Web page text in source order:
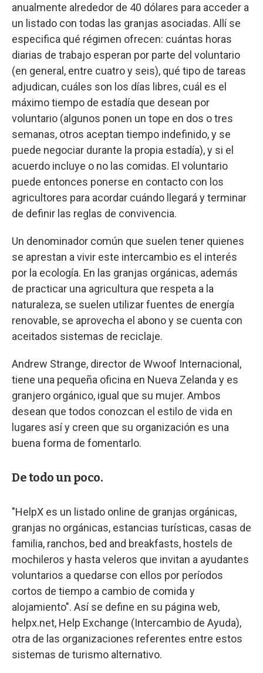
anualmente alrededor de 40 dólares para acceder a
un listado con todas las granjas asociadas. Allí se
especifica qué régimen ofrecen: cuántas horas
diarias de trabajo esperan por parte del voluntario
(en general, entre cuatro y seis), qué tipo de tareas
adjudican, cuáles son los días libres, cuál es el
máximo tiempo de estadía que desean por
voluntario (algunos ponen un tope en dos o tres
semanas, otros aceptan tiempo indefinido, y se
puede negociar durante la propia estadía), y si el
acuerdo incluye o no las comidas. El voluntario
puede entonces ponerse en contacto con los
agricultores para acordar cuándo llegará y terminar
de definir las reglas de convivencia.
Un denominador común que suelen tener quienes
se aprestan a vivir este intercambio es el interés
por la ecología. En las granjas orgánicas, además
de practicar una agricultura que respeta a la
naturaleza, se suelen utilizar fuentes de energía
renovable, se aprovecha el abono y se cuenta con
aceitados sistemas de reciclaje.
Andrew Strange, director de Wwoof Internacional,
tiene una pequeña oficina en Nueva Zelanda y es
granjero orgánico, igual que su mujer. Ambos
desean que todos conozcan el estilo de vida en
lugares así y creen que su organización es una
buena forma de fomentarlo.
De todo un poco.
"HelpX es un listado online de granjas orgánicas,
granjas no orgánicas, estancias turísticas, casas de
familia, ranchos, bed and breakfasts, hostels de
mochileros y hasta veleros que invitan a ayudantes
voluntarios a quedarse con ellos por períodos
cortos de tiempo a cambio de comida y
alojamiento". Así se define en su página web,
helpx.net, Help Exchange (Intercambio de Ayuda),
otra de las organizaciones referentes entre estos
sistemas de turismo alternativo.